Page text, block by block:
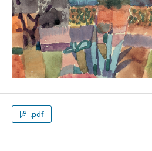
.pdf